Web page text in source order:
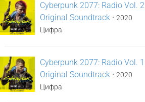
Cyberpunk 2077: Radio Vol. 2
Original Soundtrack • 2020
Цифра
Cyberpunk 2077: Radio Vol. 1
Original Soundtrack • 2020
Цифра